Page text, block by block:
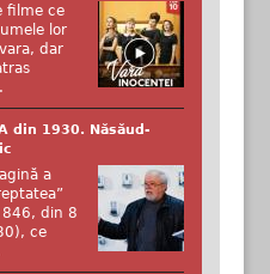
filme ce
lor
dar
din 1930. Năsăud-
a
846, din 8
ce